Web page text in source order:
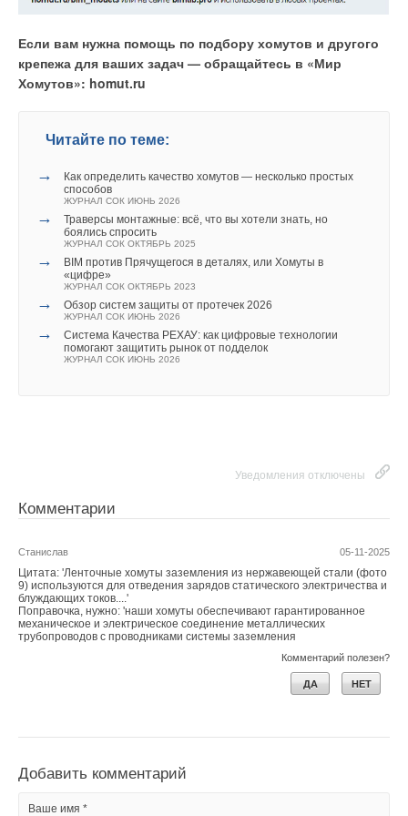
Если вам нужна помощь по подбору хомутов и другого
крепежа для ваших задач — обращайтесь в «Мир
Хомутов»: homut.ru
Читайте по теме:
→
Как определить качество хомутов — несколько простых
способов
ЖУРНАЛ СОК ИЮНЬ 2026
→
Траверсы монтажные: всё, что вы хотели знать, но
боялись спросить
ЖУРНАЛ СОК ОКТЯБРЬ 2025
→
BIM против Прячущегося в деталях, или Хомуты в
«цифре»
ЖУРНАЛ СОК ОКТЯБРЬ 2023
→ Обзор систем защиты от протечек 2026
ЖУРНАЛ СОК ИЮНЬ 2026
→
Система Качества РЕХАУ: как цифровые технологии
помогают защитить рынок от подделок
ЖУРНАЛ СОК ИЮНЬ 2026
Уведомления отключены
Комментарии
05-11-2025
Станислав
Цитата: 'Ленточные хомуты заземления из нержавеющей стали (фото
9) используются для отведения зарядов статического электричества и
блуждающих токов....'
Поправочка, нужно: 'наши хомуты обеспечивают гарантированное
механическое и электрическое соединение металлических
трубопроводов с проводниками системы заземления
Комментарий полезен?
ДА НЕТ
Добавить комментарий
Ваше имя *
Комментарии
Ваше имя *
Текст комментария